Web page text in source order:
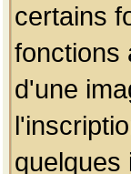
certains
fonctions
d'une
quelques